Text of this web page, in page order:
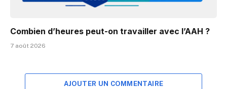
Combien d’heures peut-on travailler avec l’AAH ?
7 août 2026
AJOUTER UN COMMENTAIRE